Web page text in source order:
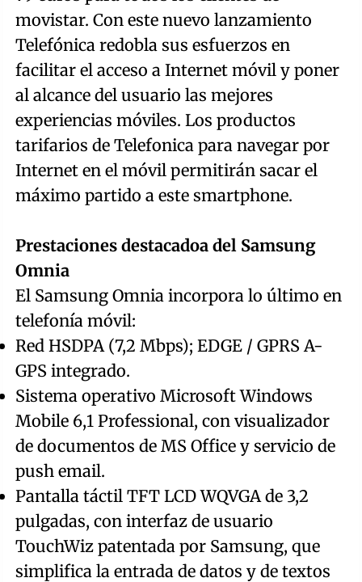
movistar. Con este nuevo lanzamiento
Telefónica redobla sus esfuerzos en
facilitar el acceso a Internet móvil y poner
al alcance del usuario las mejores
experiencias móviles. Los productos
tarifarios de Telefonica para navegar por
Internet en el móvil permitirán sacar el
máximo partido a este smartphone.
Prestaciones destacadoa del Samsung
Omnia
El Samsung Omnia incorpora lo último en
telefonía móvil:
Red HSDPA (7,2 Mbps); EDGE / GPRS A-
GPS integrado.
Sistema operativo Microsoft Windows
Mobile 6,1 Professional, con visualizador
de documentos de MS Office y servicio de
push email.
Pantalla táctil TFT LCD WQVGA de 3,2
pulgadas, con interfaz de usuario
TouchWiz patentada por Samsung, que
simplifica la entrada de datos y de textos